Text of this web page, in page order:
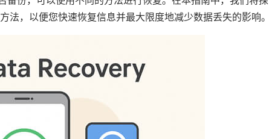
，以便您快速恢复信息并最大限度地减少数据丢失的影响。